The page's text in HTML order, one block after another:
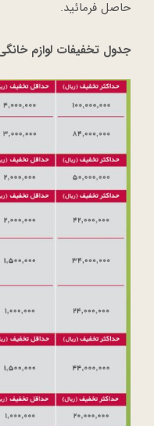
حاصل فرمائید.
جدول تخفیفات لوازم